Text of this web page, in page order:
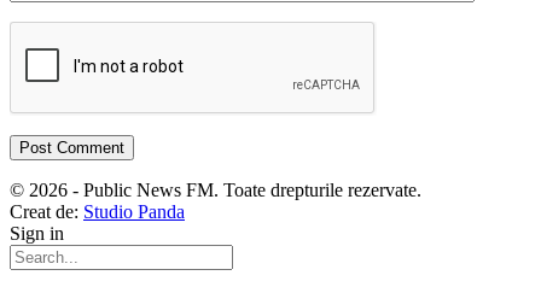
© 2026 - Public News FM. Toate drepturile rezervate.
Creat de: Studio Panda
Sign in